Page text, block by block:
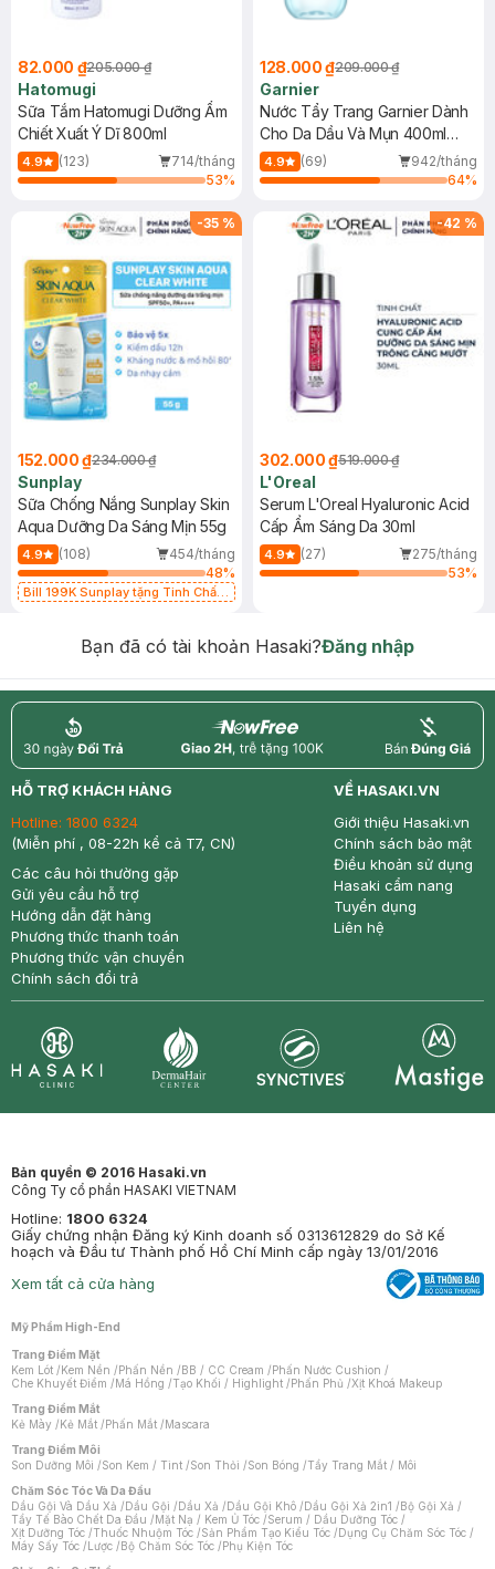
82.000 ₫205.000 ₫
Hatomugi
Sữa Tắm Hatomugi Dưỡng Ẩm
Chiết Xuất Ý Dĩ 800ml
4.9 (123)
714/tháng
53%
128.000 ₫209.000 ₫
Garnier
Nước Tẩy Trang Garnier Dành
Cho Da Dầu Và Mụn 400ml
(Mới)
4.9 (69)
942/tháng
64%
-35 %
152.000 ₫234.000 ₫
Sunplay
Sữa Chống Nắng Sunplay Skin
Aqua Dưỡng Da Sáng Mịn 55g
4.9 (108)
454/tháng
48%
Bill 199K Sunplay tặng Tinh Chất
-42 %
302.000 ₫519.000 ₫
L'Oreal
Serum L'Oreal Hyaluronic Acid
Cấp Ẩm Sáng Da 30ml
4.9 (27)
275/tháng
53%
Bạn đã có tài khoản Hasaki?Đăng nhập
return nowfree price
HỖ TRỢ KHÁCH HÀNG
Hotline: 1800 6324
(Miễn phí , 08-22h kể cả T7, CN)
Các câu hỏi thường gặp
Gửi yêu cầu hỗ trợ
Hướng dẫn đặt hàng
Phương thức thanh toán
Phương thức vận chuyển
Chính sách đổi trả
VỀ HASAKI.VN
Giới thiệu Hasaki.vn
Chính sách bảo mật
Điều khoản sử dụng
Hasaki cẩm nang
Tuyển dụng
Liên hệ
Bản quyền © 2016 Hasaki.vn
Công Ty cổ phần HASAKI VIETNAM
Hotline: 1800 6324
Giấy chứng nhận Đăng ký Kinh doanh số 0313612829 do Sở Kế
hoạch và Đầu tư Thành phố Hồ Chí Minh cấp ngày 13/01/2016
Xem tất cả cửa hàng
Mỹ Phẩm High-End
Trang Điểm Mặt
Kem Lót /Kem Nền /Phấn Nền /BB / CC Cream /Phấn Nước Cushion /
Che Khuyết Điểm /Má Hồng /Tạo Khối / Highlight /Phấn Phủ /Xịt Khoá Makeup
Trang Điểm Mắt
Kẻ Mày /Kẻ Mắt /Phấn Mắt /Mascara
Trang Điểm Môi
Son Dưỡng Môi /Son Kem / Tint /Son Thỏi /Son Bóng /Tẩy Trang Mắt / Môi
Chăm Sóc Tóc Và Da Đầu
Dầu Gội Và Dầu Xả /Dầu Gội /Dầu Xả /Dầu Gội Khô /Dầu Gội Xả 2in1 /Bộ Gội Xả /
Tẩy Tế Bào Chết Da Đầu /Mặt Nạ / Kem Ủ Tóc /Serum / Dầu Dưỡng Tóc /
Xịt Dưỡng Tóc /Thuốc Nhuộm Tóc /Sản Phẩm Tạo Kiểu Tóc /Dụng Cụ Chăm Sóc Tóc /
Máy Sấy Tóc /Lược /Bộ Chăm Sóc Tóc /Phụ Kiện Tóc